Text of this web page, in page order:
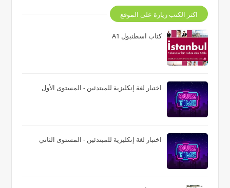
اكثر الكتب زيارة على الموقع
كتاب اسطنبول A1
اختبار لغة إنكليزية للمبتدئين - المستوى الأول
اختبار لغة إنكليزية للمبتدئين - المستوى الثاني